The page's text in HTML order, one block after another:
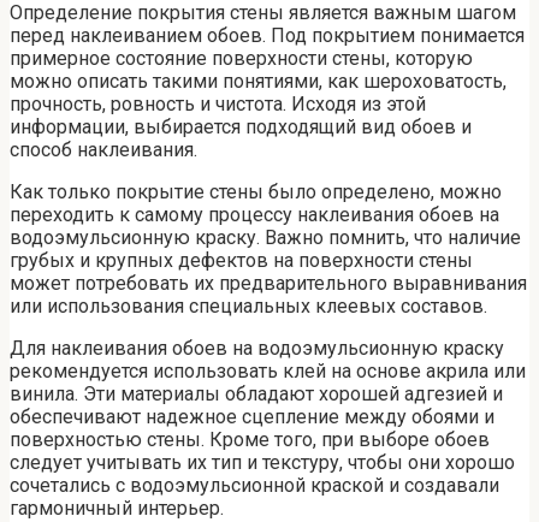
Определение покрытия стены является важным шагом
перед наклеиванием обоев. Под покрытием понимается
примерное состояние поверхности стены, которую
можно описать такими понятиями, как шероховатость,
прочность, ровность и чистота. Исходя из этой
информации, выбирается подходящий вид обоев и
способ наклеивания.
Как только покрытие стены было определено, можно
переходить к самому процессу наклеивания обоев на
водоэмульсионную краску. Важно помнить, что наличие
грубых и крупных дефектов на поверхности стены
может потребовать их предварительного выравнивания
или использования специальных клеевых составов.
Для наклеивания обоев на водоэмульсионную краску
рекомендуется использовать клей на основе акрила или
винила. Эти материалы обладают хорошей адгезией и
обеспечивают надежное сцепление между обоями и
поверхностью стены. Кроме того, при выборе обоев
следует учитывать их тип и текстуру, чтобы они хорошо
сочетались с водоэмульсионной краской и создавали
гармоничный интерьер.